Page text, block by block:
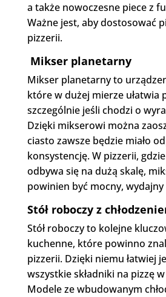
a także nowoczesne piece z
Ważne jest, aby dostosować
pizzerii.
Mikser planetarny
Mikser planetarny to
które w dużej mierze ułatwia
szczególnie jeśli chodzi o
Dzięki mikserowi można
ciasto zawsze będzie miało
konsystencję. W pizzerii,
odbywa się na dużą skalę,
powinien być mocny, wydajny
Stół roboczy z
Stół roboczy to kolejne
kuchenne, które powinno
pizzerii. Dzięki niemu łatwiej
wszystkie składniki na pizzę
Modele ze wbudowanym